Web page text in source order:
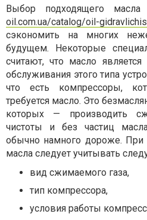
Выбор подходящего
oil.com.ua/catalog/oil-
сэкономить на многих
будущем. Некоторые
считают, что масло
обслуживания этого типа
что есть компрессоры,
требуется масло. Это
которых — производить
чистоты и без частиц
обычно намного дороже. При
масла следует учитывать
вид сжимаемого газа,
тип компрессора,
условия работы